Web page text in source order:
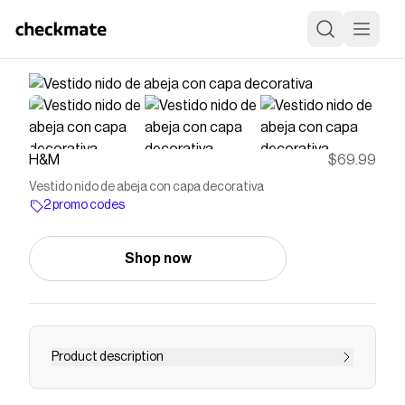
H&M $69.99
Vestido nido de abeja con capa decorativa
2 promo codes
Shop now
Product description
Vestido midi en tejido texturizado. Modelo con